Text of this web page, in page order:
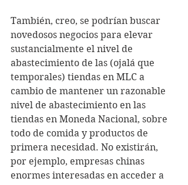
También, creo, se podrían buscar
novedosos negocios para elevar
sustancialmente el nivel de
abastecimiento de las (ojalá que
temporales) tiendas en MLC a
cambio de mantener un razonable
nivel de abastecimiento en las
tiendas en Moneda Nacional, sobre
todo de comida y productos de
primera necesidad. No existirán,
por ejemplo, empresas chinas
enormes interesadas en acceder a